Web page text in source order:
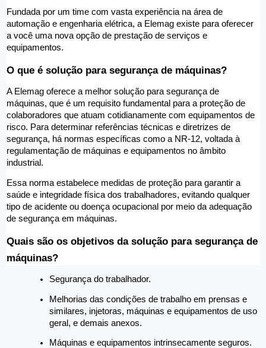
Fundada por um time com vasta experiência na área de
automação e engenharia elétrica, a Elemag existe para oferecer
a você uma nova opção de prestação de serviços e
equipamentos.
O que é solução para segurança de máquinas?
A Elemag oferece a melhor solução para segurança de
máquinas, que é um requisito fundamental para a proteção de
colaboradores que atuam cotidianamente com equipamentos de
risco. Para determinar referências técnicas e diretrizes de
segurança, há normas específicas como a NR-12, voltada à
regulamentação de máquinas e equipamentos no âmbito
industrial.
Essa norma estabelece medidas de proteção para garantir a
saúde e integridade física dos trabalhadores, evitando qualquer
tipo de acidente ou doença ocupacional por meio da adequação
de segurança em máquinas.
Quais são os objetivos da solução para segurança de
máquinas?
Segurança do trabalhador.
Melhorias das condições de trabalho em prensas e
similares, injetoras, máquinas e equipamentos de uso
geral, e demais anexos.
Máquinas e equipamentos intrinsecamente seguros.